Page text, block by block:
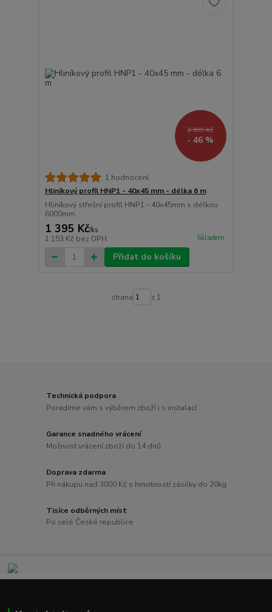
2 599 Kč
- 46 %
1 hodnocení
Hliníkový profil HNP1 - 40x45 mm - délka 6 m
Hliníkový střešní profil HNP1 - 40x45mm s délkou
6000mm.
1 395 Kč/ks
1 153 Kč bez DPH Skladem
Přidat do košíku
strana z 1
Technická podpora
Poradíme vám s výběrem zboží i s instalací
Garance snadného vrácení
Možnost vrácení zboží do 14 dnů
Doprava zdarma
Při nákupu nad 3000 Kč s hmotností zásilky do 20kg
Tisíce odběrných míst
Po celé České republice